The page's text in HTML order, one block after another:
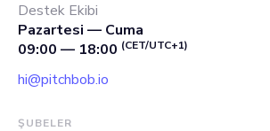
Destek Ekibi
Pazartesi — Cuma
09:00 — 18:00 (CET/UTC+1)
hi@pitchbob.io
ŞUBELER